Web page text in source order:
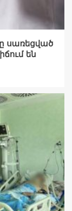
սառեցված
են